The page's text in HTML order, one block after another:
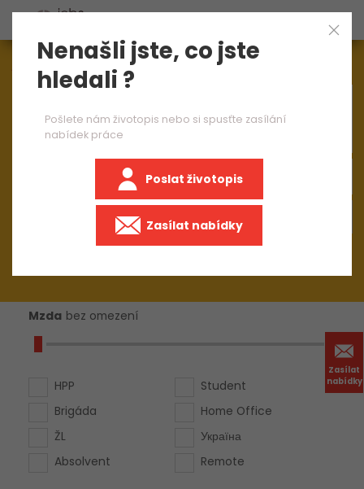
Zasílat
nabídky
Aktuálně1545nabídek práce
Mzda bez omezení
HPP
Brigáda
ŽL
Absolvent
Student
Home Office
Україна
Remote
Nenašli jste, co jste
hledali ?
Pošlete nám životopis nebo si spusťte zasílání
nabídek práce
Poslat životopis
Zasílat nabídky